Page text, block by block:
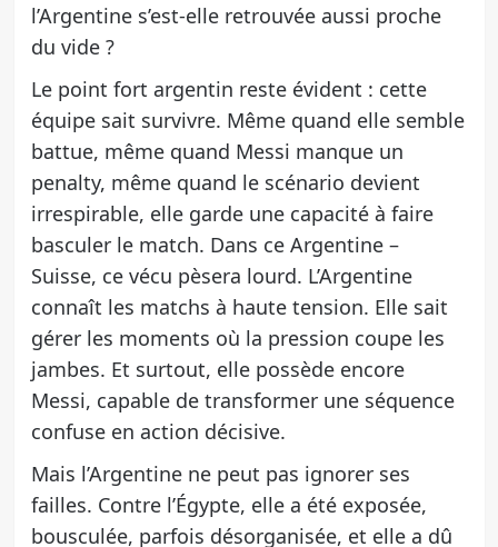
l’Argentine s’est-elle retrouvée aussi proche
du vide ?
Le point fort argentin reste évident : cette
équipe sait survivre. Même quand elle semble
battue, même quand Messi manque un
penalty, même quand le scénario devient
irrespirable, elle garde une capacité à faire
basculer le match. Dans ce Argentine –
Suisse, ce vécu pèsera lourd. L’Argentine
connaît les matchs à haute tension. Elle sait
gérer les moments où la pression coupe les
jambes. Et surtout, elle possède encore
Messi, capable de transformer une séquence
confuse en action décisive.
Mais l’Argentine ne peut pas ignorer ses
failles. Contre l’Égypte, elle a été exposée,
bousculée, parfois désorganisée, et elle a dû